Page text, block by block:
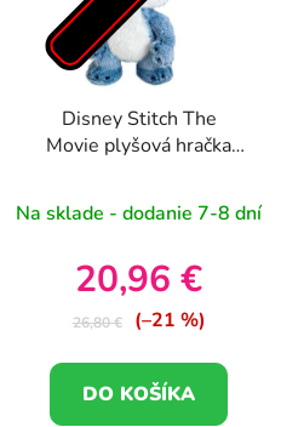
Disney Stitch The
Movie plyšová hračka
Na sklade - dodanie 7-8 dní
20,96 €
26,80 € (–21 %)
DO KOŠÍKA